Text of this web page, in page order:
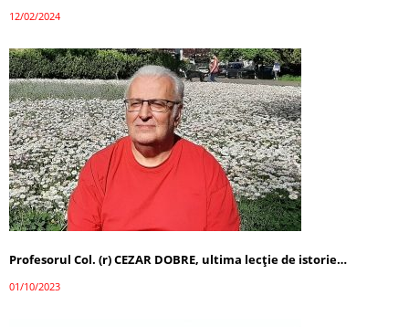
12/02/2024
Profesorul Col. (r) CEZAR DOBRE, ultima lecţie de istorie…
01/10/2023